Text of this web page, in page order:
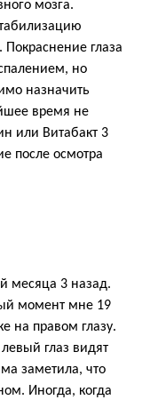
мозга.
Покраснение глаза
но
назначить
время не
или Витабакт 3
после осмотра
месяца 3 назад.
момент мне 19
на правом глазу.
глаз видят
заметила, что
Иногда, когда